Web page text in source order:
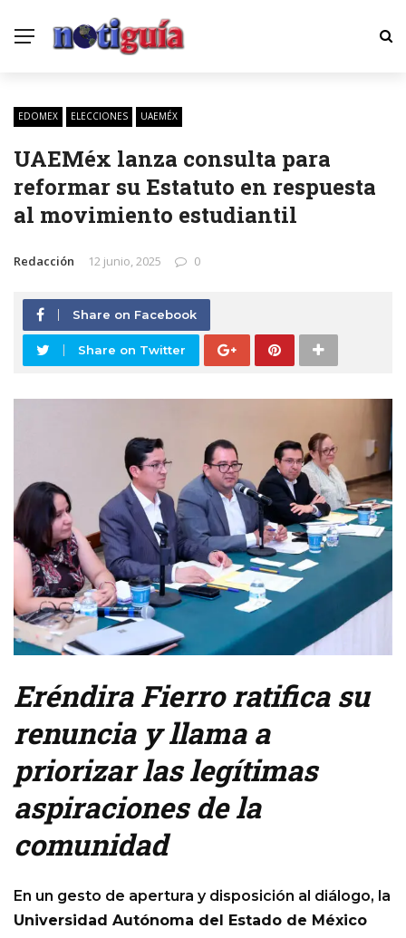
EDOMEX ELECCIONES UAEMÉX
UAEMéx lanza consulta para
reformar su Estatuto en respuesta
al movimiento estudiantil
Redacción 12 junio, 2025 0
Share on Facebook
Share on Twitter
Eréndira Fierro ratifica su
renuncia y llama a
priorizar las legítimas
aspiraciones de la
comunidad
En un gesto de apertura y disposición al diálogo, la
Universidad Autónoma del Estado de México